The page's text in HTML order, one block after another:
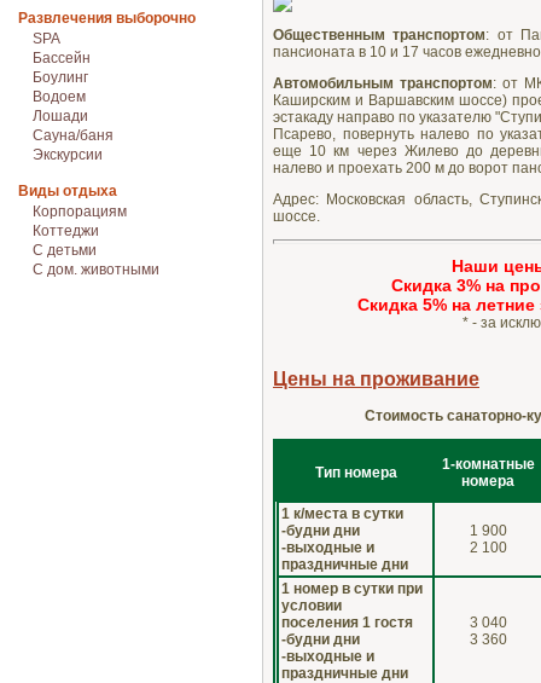
Развлечения выборочно
SPA
Бассейн
Боулинг
Водоем
Лошади
Сауна/баня
Экскурсии
Виды отдыха
Корпорациям
Коттеджи
С детьми
С дом. животными
Общественным транспортом: от
пансионата в 10 и 17 часов
Автомобильным транспортом: от
Каширским и Варшавским шоссе)
эстакаду направо по указателю
Псарево, повернуть налево по
еще 10 км через Жилево до
налево и проехать 200 м до ворот
Адрес: Московская область,
шоссе.
Наши
Cкидка 3% на
Cкидка 5% на
* - за
Цены на проживание
Стоимость санаторно-
Тип номера
1-комнатные
номера
1 к/места в сутки
-будни дни
-выходные и
праздничные дни
1 900
2 100
1 номер в сутки при
условии
поселения 1 гостя
-будни дни
-выходные и
праздничные дни
3 040
3 360